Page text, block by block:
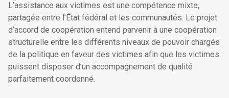
L’assistance aux victimes est une compétence mixte,
partagée entre l’État fédéral et les communautés. Le projet
d’accord de coopération entend parvenir à une coopération
structurelle entre les différents niveaux de pouvoir chargés
de la politique en faveur des victimes afin que les victimes
puissent disposer d’un accompagnement de qualité
parfaitement coordonné.